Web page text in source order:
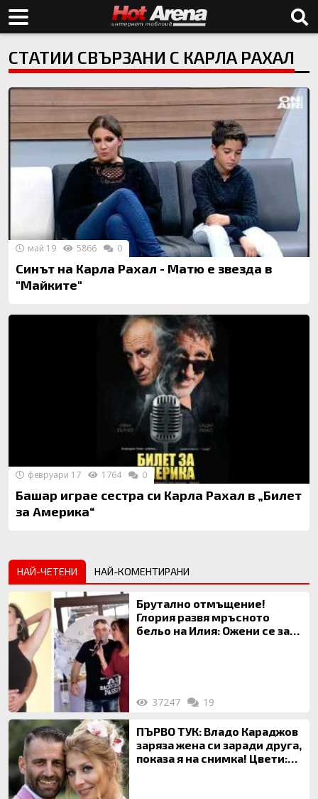
СТАТИИ СВЪРЗАНИ С КАРЛА РАХАЛ
Синът на Карла Рахал - Матю е звезда в
"Майките"
май 19 5866 0
Башар играе сестра си Карла Рахал в „Билет
за Америка“
февруари 17 1764 0
НАЙ-ЧЕТЕНИ НАЙ-КОМЕНТИРАНИ
Брутално отмъщение!
Глория развя мръсното
бельо на Илия: Ожени се за
37247 19
ПЪРВО ТУК: Владо Караджов
заряза жена си заради друга,
показа я на снимка! Цвети: